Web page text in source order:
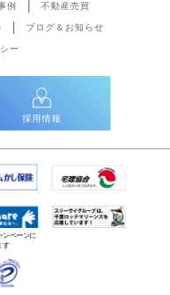
例 不動産売買
ブログ＆お知らせ
ー
採用情報
ンペーンに
す